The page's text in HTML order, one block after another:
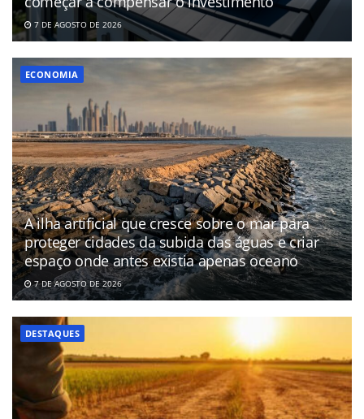
7 DE AGOSTO DE 2026
ECONOMIA
A ilha artificial que cresce sobre o mar para
proteger cidades da subida das águas e criar
espaço onde antes existia apenas oceano
7 DE AGOSTO DE 2026
DESTAQUES